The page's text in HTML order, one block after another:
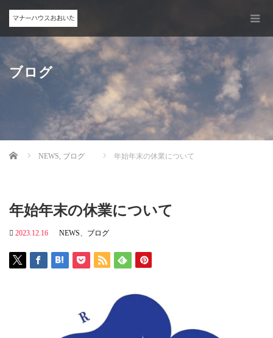
ブログ
Home NEWS, ブログ 年始年末の休業について
年始年末の休業について
2023.12.16 NEWS、 ブログ